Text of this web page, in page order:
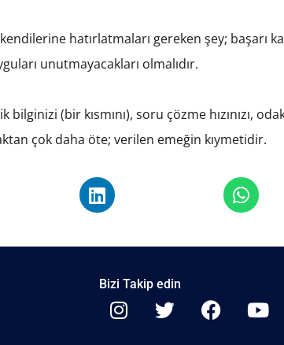
hatırlatmaları gereken şey; başarı
unutmayacakları olmalıdır.
bilginizi (bir kısmını), soru çözme hızınızı,
çok daha öte; verilen emeğin kıymetidir.
Bizi Takip edin